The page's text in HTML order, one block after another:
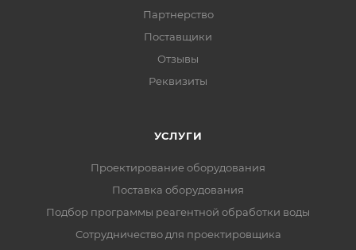
Партнерство
Поставщики
Отзывы
Реквизиты
УСЛУГИ
Проектирование оборудования
Поставка оборудования
Подбор программы реагентной обработки воды
Сотрудничество для проектировщика